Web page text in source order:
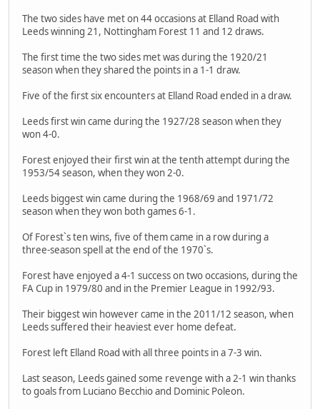
The two sides have met on 44 occasions at Elland Road with
Leeds winning 21, Nottingham Forest 11 and 12 draws.
The first time the two sides met was during the 1920/21
season when they shared the points in a 1-1 draw.
Five of the first six encounters at Elland Road ended in a draw.
Leeds first win came during the 1927/28 season when they
won 4-0.
Forest enjoyed their first win at the tenth attempt during the
1953/54 season, when they won 2-0.
Leeds biggest win came during the 1968/69 and 1971/72
season when they won both games 6-1.
Of Forest`s ten wins, five of them came in a row during a
three-season spell at the end of the 1970`s.
Forest have enjoyed a 4-1 success on two occasions, during the
FA Cup in 1979/80 and in the Premier League in 1992/93.
Their biggest win however came in the 2011/12 season, when
Leeds suffered their heaviest ever home defeat.
Forest left Elland Road with all three points in a 7-3 win.
Last season, Leeds gained some revenge with a 2-1 win thanks
to goals from Luciano Becchio and Dominic Poleon.